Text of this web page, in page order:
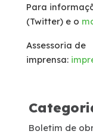
Links Úteis
Carta ao
Notícias
Para
(Twitter) e o
Assessoria de
imprensa:
Boletim de